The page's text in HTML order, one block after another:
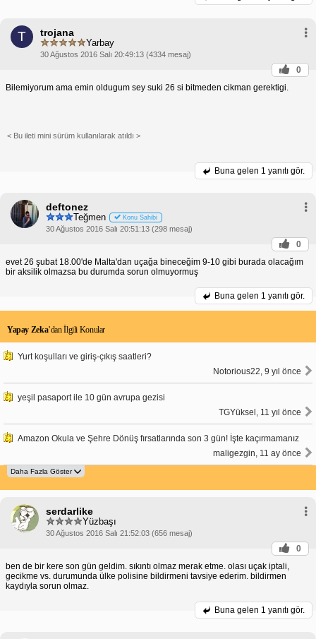
T trojana
Yarbay
30 Ağustos 2016 Salı 20:49:13 (4334 mesaj)
0
Bilemiyorum ama emin oldugum sey suki 26 si bitmeden cikman gerektigi.
< Bu ileti mini sürüm kullanılarak atıldı >
Buna gelen 1 yanıtı gör.
deftonez
Teğmen Konu Sahibi
30 Ağustos 2016 Salı 20:51:13 (298 mesaj)
0
evet 26 şubat 18.00'de Malta'dan uçağa bineceğim 9-10 gibi burada olacağım
bir aksilik olmazsa bu durumda sorun olmuyormuş
Buna gelen 1 yanıtı gör.
Yapay Zeka’dan İlgili Konular
Yurt koşulları ve giriş-çıkış saatleri?
Notorious22, 9 yıl önce
yeşil pasaport ile 10 gün avrupa gezisi
TGYüksel, 11 yıl önce
Amazon Okula ve Şehre Dönüş fırsatlarında son 3 gün! İşte kaçırmamanız
maligezgin, 11 ay önce
serdarlike
Yüzbaşı
30 Ağustos 2016 Salı 21:52:03 (656 mesaj)
0
ben de bir kere son gün geldim. sıkıntı olmaz merak etme. olası uçak iptali,
gecikme vs. durumunda ülke polisine bildirmeni tavsiye ederim. bildirmen
kaydıyla sorun olmaz.
Buna gelen 1 yanıtı gör.